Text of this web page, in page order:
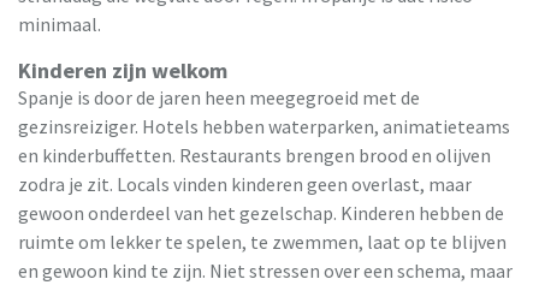
minimaal.
Kinderen zijn welkom
Spanje is door de jaren heen meegegroeid met de
gezinsreiziger. Hotels hebben waterparken, animatieteams
en kinderbuffetten. Restaurants brengen brood en olijven
zodra je zit. Locals vinden kinderen geen overlast, maar
gewoon onderdeel van het gezelschap. Kinderen hebben de
ruimte om lekker te spelen, te zwemmen, laat op te blijven
en gewoon kind te zijn. Niet stressen over een schema, maar